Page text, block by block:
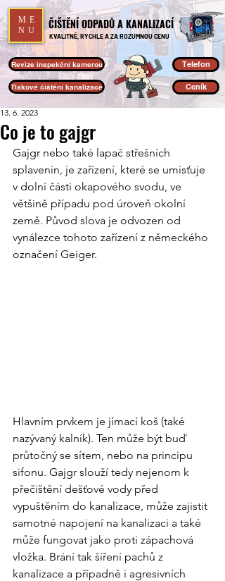
ME
NU
ČIŠTĚNÍ ODPADŮ A KANALIZACÍ
KVALITNĚ, RYCHLE A ZA ROZUMNOU CENU
Revize inspekční kamerou
Tlakové čištění kanalizace
Telefon
Ceník
Co je to gajgr
13. 6. 2023
Gajgr nebo také lapač střešních
splavenin, je zařízení, které se umisťuje
v dolní části okapového svodu, ve
většině případu pod úroveň okolní
země. Původ slova je odvozen od
vynálezce tohoto zařízení z německého
označení Geiger.
Hlavním prvkem je jímací koš (také
nazývaný kalník). Ten může být buď
průtočný se sítem, nebo na principu
sifonu. Gajgr slouží tedy nejenom k
přečištění dešťové vody před
vypuštěním do kanalizace, může zajistit
samotné napojení na kanalizaci a také
může fungovat jako proti zápachová
vložka. Brání tak šíření pachů z
kanalizace a případně i agresivních